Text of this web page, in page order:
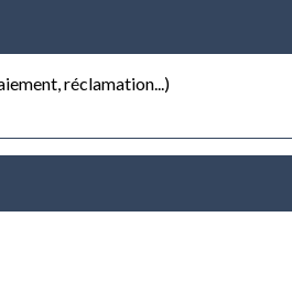
réclamation...)